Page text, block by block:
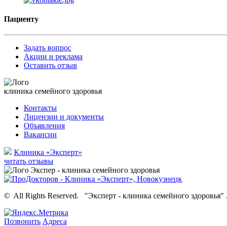
Пациенту
Задать вопрос
Акции и реклама
Оставить отзыв
клиника семейного здоровья
Контакты
Лицензии и документы
Объявления
Вакансии
Клиника «Эксперт»
читать отзывы
© All Rights Reserved. "Эксперт - клиника семейного здоровья" .
Позвонить Адреса